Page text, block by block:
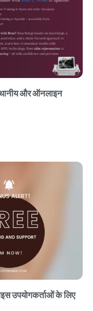
और ऑनलाइन
उपयोगकर्ताओं के लिए